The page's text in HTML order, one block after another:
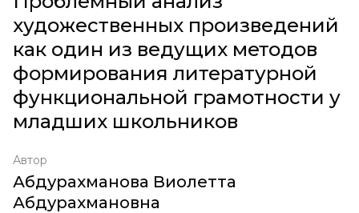
художественных произведений
как один из ведущих методов
формирования литературной
функциональной грамотности у
младших школьников
Автор
Абдурахманова Виолетта
Абдурахмановна